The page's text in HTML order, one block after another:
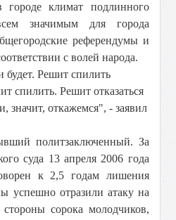
городе климат подлинного
значимым для города
референдумы и
с волей народа.
будет. Решит спилить
спилить. Решит отказаться
значит, откажемся", - заявил
политзаключенный. За
суда 13 апреля 2006 года
к 2,5 годам лишения
успешно отразили атаку на
сорока молодчиков,